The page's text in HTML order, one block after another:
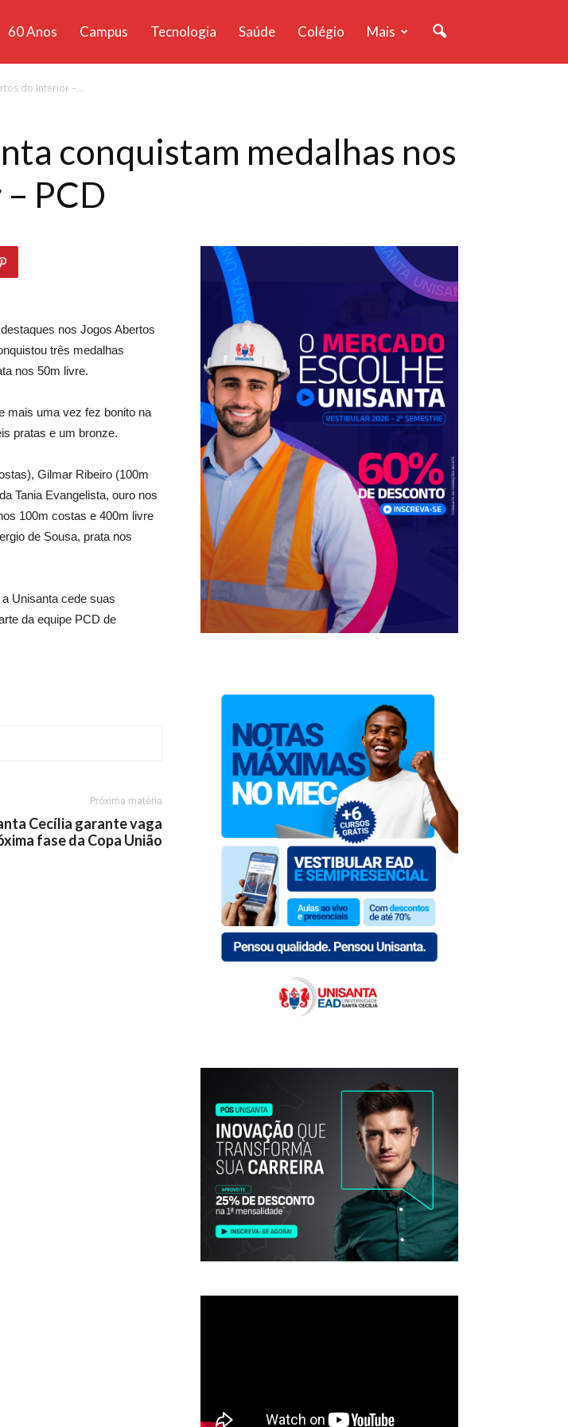
60 Anos Campus Tecnologia Saúde Colégio Mais
do Interior –...
conquistam medalhas nos
PCD
nos Jogos Abertos
três medalhas
nos 50m livre.
mais uma vez fez bonito na
pratas e um bronze.
Gilmar Ribeiro (100m
Tania Evangelista, ouro nos
100m costas e 400m livre
de Sousa, prata nos
Unisanta cede suas
da equipe PCD de
Próxima matéria
Cecília garante vaga
fase da Copa União